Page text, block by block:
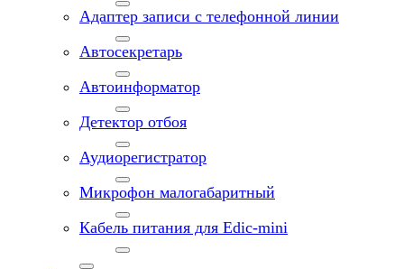
Адаптер записи с телефонной линии
Автосекретарь
Автоинформатор
Детектор отбоя
Аудиорегистратор
Микрофон малогабаритный
Кабель питания для Edic-mini